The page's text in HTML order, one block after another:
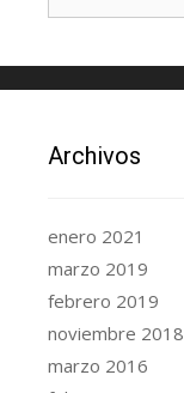
Archivos
enero 2021
marzo 2019
febrero 2019
noviembre 2018
marzo 2016